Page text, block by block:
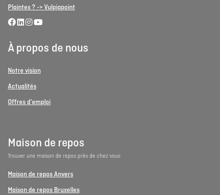
Plaintes ? -> Vulpiapoint
À propos de nous
Notre vision
Actualités
Offres d'emploi
Maison de repos
Trouver une maison de repos près de chez vous
Maison de repos Anvers
Maison de repos Bruxelles